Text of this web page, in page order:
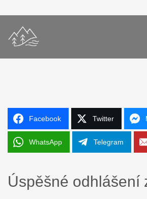
Facebook Twitter
WhatsApp Telegram
Úspěšné odhlášení